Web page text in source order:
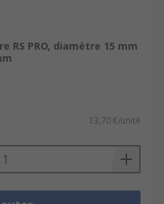
RS PRO, diamètre 15 mm
13,70 €/unité